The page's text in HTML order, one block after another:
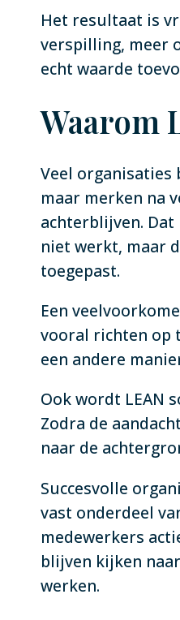
Het resultaat is
verspilling, meer
echt waarde
Waarom
Veel organisaties
maar merken na
achterblijven.
niet werkt, maar
toegepast.
Een
vooral richten op
een andere
Ook wordt LEAN
Zodra de
naar de
Succesvolle
vast onderdeel
medewerkers
blijven kijken
werken.